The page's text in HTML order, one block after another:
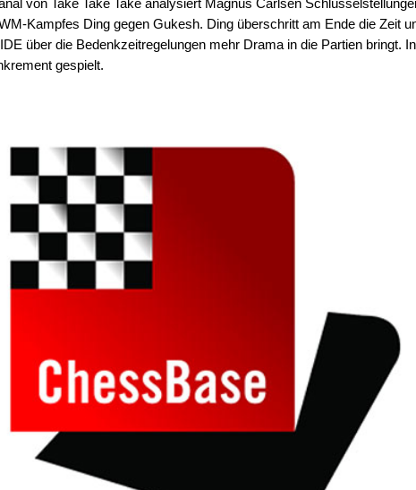
Kampfes Ding gegen Gukesh. Ding überschritt am Ende die Zeit
über die Bedenkzeitregelungen mehr Drama in die Partien bringt.
gespielt.